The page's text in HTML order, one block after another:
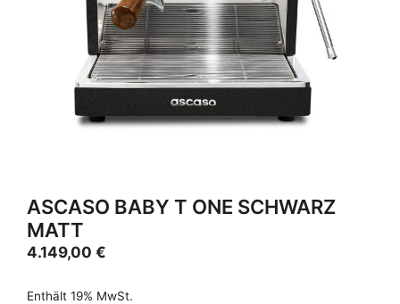
ASCASO BABY T ONE SCHWARZ
MATT
4.149,00 €
Enthält 19% MwSt.